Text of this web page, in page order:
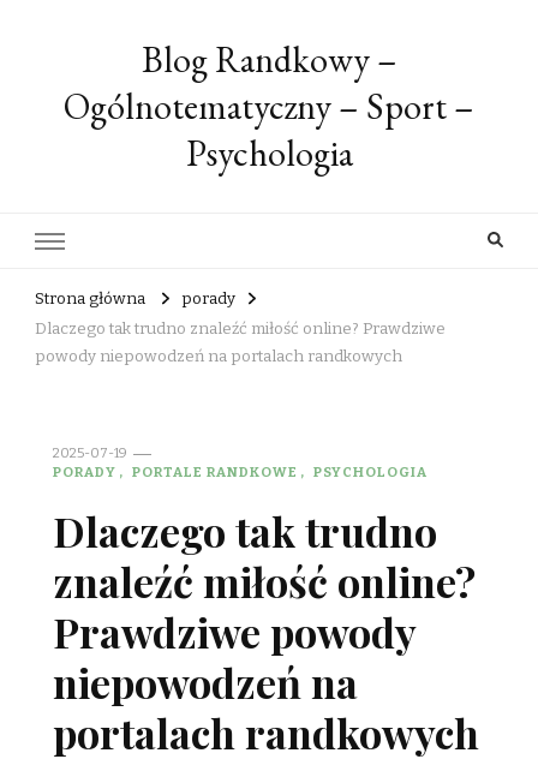
Blog Randkowy –
Ogólnotematyczny – Sport –
Psychologia
Strona główna
porady
Dlaczego tak trudno znaleźć miłość online? Prawdziwe
powody niepowodzeń na portalach randkowych
2025-07-19
PORADY
PORTALE RANDKOWE PSYCHOLOGIA
Dlaczego tak trudno
znaleźć miłość online?
Prawdziwe powody
niepowodzeń na
portalach randkowych